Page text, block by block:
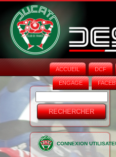
ACCUEIL DCF
ENGAGE
Formulaire
de
recherche
CONNEXION